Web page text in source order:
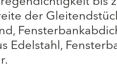
der
Edelstahl,